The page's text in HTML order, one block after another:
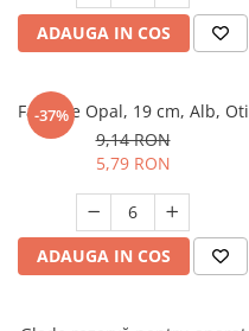
Tigai si seturi
Tirbusoane si dopuri
Tocatoare de bucatarie
Ustensile ornare prajituri
Vaze si boluri decorative
Vesela unica folosinta
ADAUGA IN COS
-37%
Farfurie Opal, 19 cm, Alb, Oti
9,14 RON
5,79 RON
ADAUGA IN COS